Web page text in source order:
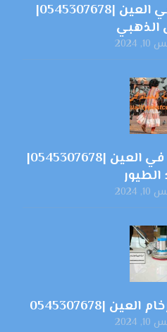
شركة تنظيف فلل في العين |0545307678|
الذهبي
شركة مكافحة الحمام في العين |0545307678|
الطيور
|0545307678